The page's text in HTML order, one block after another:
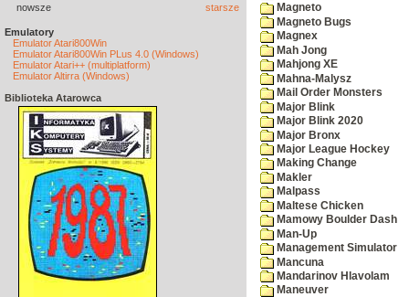
nowsze starsze
Emulatory
Emulator Atari800Win
Emulator Atari800Win PLus 4.0 (Windows)
Emulator Atari++ (multiplatform)
Emulator Altirra (Windows)
Biblioteka Atarowca
Magneto
Magneto Bugs
Magnex
Mah Jong
Mahjong XE
Mahna-Malysz
Mail Order Monsters
Major Blink
Major Blink 2020
Major Bronx
Major League Hockey
Making Change
Makler
Malpass
Maltese Chicken
Mamowy Boulder Dash
Man-Up
Management Simulator
Mancuna
Mandarinov Hlavolam
Maneuver